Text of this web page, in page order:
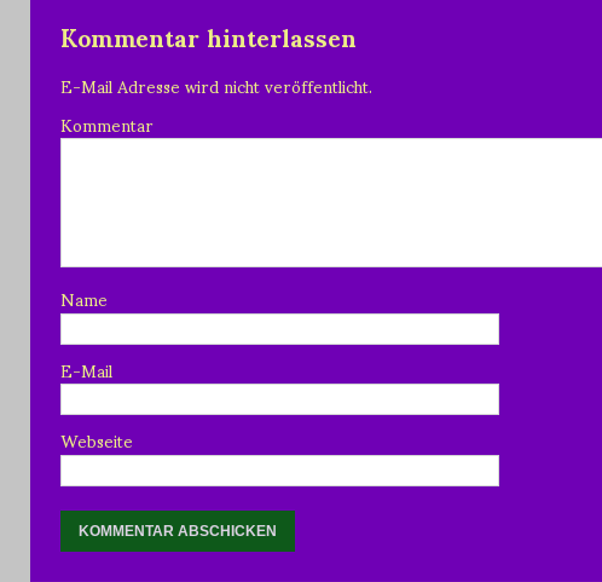
Kommentar hinterlassen
E-Mail Adresse wird nicht veröffentlicht.
Kommentar
Name
E-Mail
Webseite